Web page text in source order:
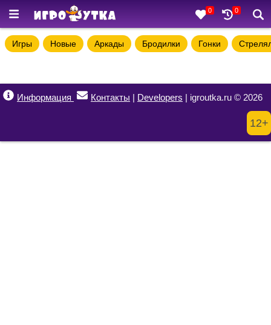
0 0
Игры Новые Аркады Бродилки Гонки
Информация Контакты | Developers | igroutka.ru © 2026
12+